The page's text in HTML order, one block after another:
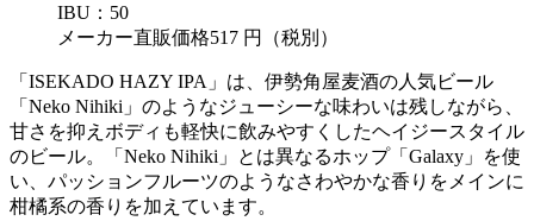
IBU：50
メーカー直販価格517 円（税別）
「ISEKADO HAZY IPA」は、伊勢角屋麦酒の人気ビール
「Neko Nihiki」のようなジューシーな味わいは残しながら、
甘さを抑えボディも軽快に飲みやすくしたヘイジースタイル
のビール。「Neko Nihiki」とは異なるホップ「Galaxy」を使
い、パッションフルーツのようなさわやかな香りをメインに
柑橘系の香りを加えています。